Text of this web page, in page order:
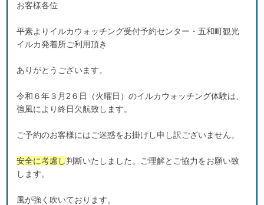
お客様各位
平素よりイルカウォッチング受付予約センター・五和町観光
イルカ発着所ご利用頂き
ありがとうございます。
令和６年３月2６日（火曜日）のイルカウォッチング体験は、
強風により終日欠航致します。
ご予約のお客様にはご迷惑をお掛けし申し訳ございません。
安全に考慮し判断いたしました。ご理解とご協力をお願い致
します。
風が強く吹いております。